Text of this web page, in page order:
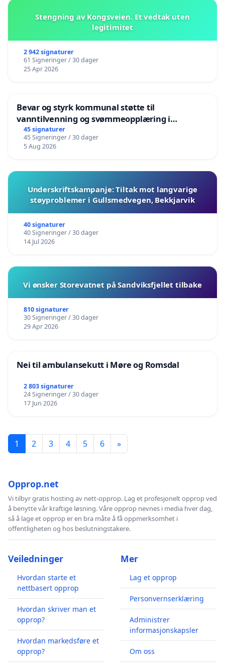
Stengning av Kongsveien. Et vedtak uten
legitimitet
2 942 signaturer
61 Signeringer / 30 dager
25 Apr 2026
Bevar og styrk kommunal støtte til
vanntilvenning og svømmeopplæring i
barnehagene i Haugesund
45 signaturer
45 Signeringer / 30 dager
5 Aug 2026
Underskriftskampanje: Tiltak mot langvarige
støyproblemer i Gullsmedvegen, Bekkjarvik
40 signaturer
40 Signeringer / 30 dager
14 Jul 2026
Vi ønsker Storevatnet på Sandviksfjellet tilbake
810 signaturer
30 Signeringer / 30 dager
29 Apr 2026
Nei til ambulansekutt i Møre og Romsdal
2 803 signaturer
24 Signeringer / 30 dager
17 Jun 2026
1 2 3 4 5 6 »
Opprop.net
Vi tilbyr gratis hosting av nett-opprop. Lag et profesjonelt opprop ved
å benytte vår kraftige løsning. Våre opprop nevnes i media hver dag,
så å lage et opprop er en bra måte å få oppmerksomhet i
offentligheten og hos beslutningstakere.
Veiledninger
Hvordan starte et
nettbasert opprop
Hvordan skriver man et
opprop?
Hvordan markedsføre et
opprop?
Mer
Lag et opprop
Personvernserklæring
Administrer
informasjonskapsler
Om oss